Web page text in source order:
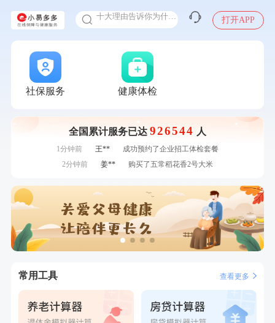
感染人偏肺病毒就会得肺炎吗
甲状腺癌怎么筛查
打开APP
社保服务 健康体检
全国累计服务已达 926544 人
7分钟前 董**
成功预约了男性体检套餐
成功预约了入职体检套餐
购买了油米有福B款
购买了油米有福B款
1分钟前
黄**
成功预约了中老年套餐
1分钟前
王**
成功预约了企业招工体检套餐
2分钟前
姜**
购买了五常稻花香2号大米
江**
成功预约了女性VIP体检套餐
4分钟前
赵**
成功预约青春体检卡（女）
6分钟前
周**
购买了BP3颈椎热敷枕
购买了姚朵朵-1000g粗粮生活礼盒
刚刚
购买了油米有福B款
常用工具 查看更多